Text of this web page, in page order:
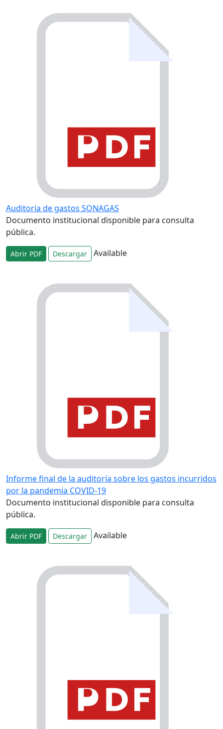
Auditoria de gastos SONAGAS
Documento institucional disponible para consulta
pública.
Abrir PDF Descargar Available
Informe final de la auditoría sobre los gastos incurridos
por la pandemia COVID-19
Documento institucional disponible para consulta
pública.
Abrir PDF Descargar Available